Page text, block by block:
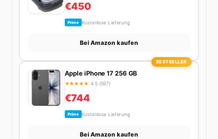
€450
Prime Kostenlose Lieferung
Bei Amazon kaufen
BESTSELLER
Apple iPhone 17 256 GB
★★★★★ 4.5 (597)
€744
Prime Kostenlose Lieferung
Bei Amazon kaufen